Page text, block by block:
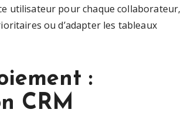
utilisateur pour chaque collaborateur,
ou d’adapter les tableaux
:
CRM